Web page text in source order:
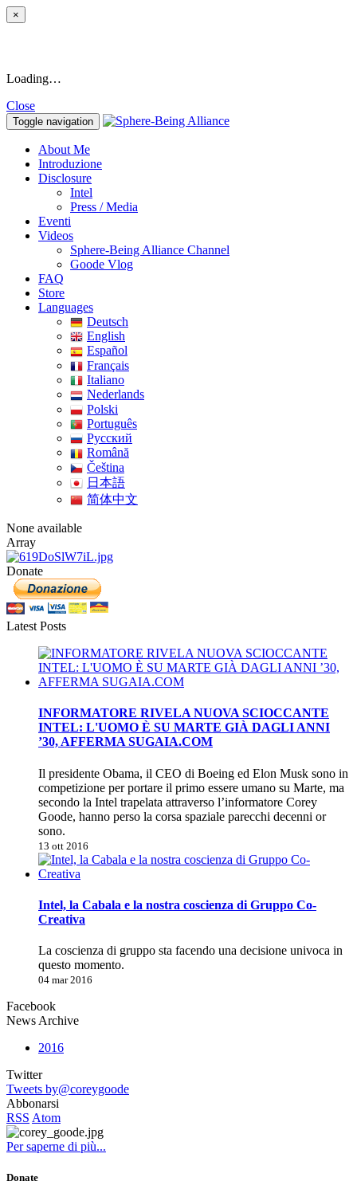
×
Loading…
Close
Toggle navigation
About Me
Introduzione
Disclosure
Intel
Press / Media
Eventi
Videos
Sphere-Being Alliance Channel
Goode Vlog
FAQ
Store
Languages
Deutsch
English
Español
Français
Italiano
Nederlands
Polski
Português
Pусский
Română
Čeština
日本語
简体中文
None available
Array
Donate
Latest Posts
INFORMATORE RIVELA NUOVA SCIOCCANTE
INTEL: L'UOMO È SU MARTE GIÀ DAGLI ANNI
’30, AFFERMA SUGAIA.COM
Il presidente Obama, il CEO di Boeing ed Elon Musk sono in
competizione per portare il primo essere umano su Marte, ma
secondo la Intel trapelata attraverso l’informatore Corey
Goode, hanno perso la corsa spaziale parecchi decenni or
sono.
13 ott 2016
Intel, la Cabala e la nostra coscienza di Gruppo Co-
Creativa
La coscienza di gruppo sta facendo una decisione univoca in
questo momento.
04 mar 2016
Facebook
News Archive
2016
Twitter
Tweets by@coreygoode
Abbonarsi
RSS Atom
Per saperne di più...
Donate